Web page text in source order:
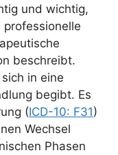
und wichtig,
beschreibt.
in eine
begibt. Es
(ICD-10: F31)
Wechsel
Phasen